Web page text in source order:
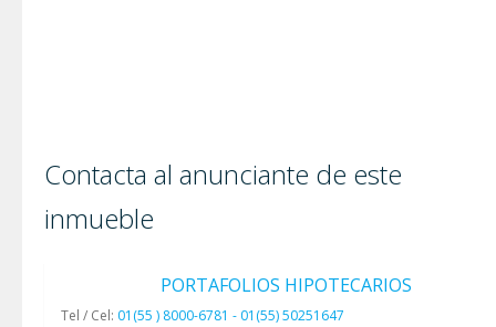
Contacta al anunciante de este
inmueble
PORTAFOLIOS HIPOTECARIOS
Tel / Cel: 01(55 ) 8000-6781 - 01(55) 50251647